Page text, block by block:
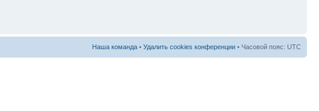
Наша команда • Удалить cookies конференции • Часовой пояс: UTC